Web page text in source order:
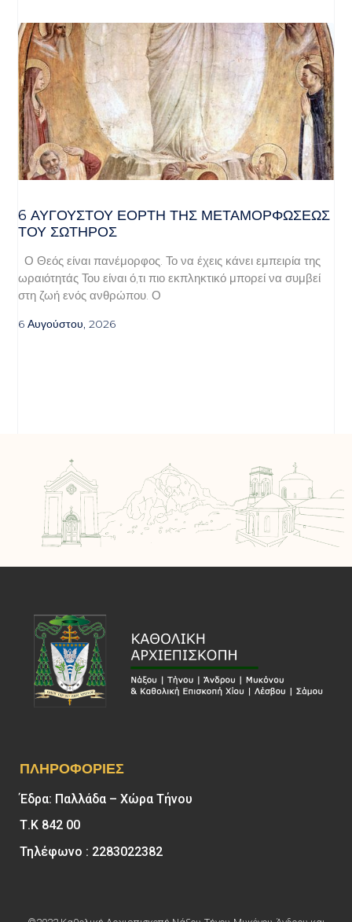
6 ΑΥΓΟΥΣΤΟΥ ΕΟΡΤΗ ΤΗΣ ΜΕΤΑΜΟΡΦΩΣΕΩΣ
ΤΟΥ ΣΩΤΗΡΟΣ
Ο Θεός είναι πανέμορφος. Το να έχεις κάνει εμπειρία της
ωραιότητάς Του είναι ό,τι πιο εκπληκτικό μπορεί να συμβεί
στη ζωή ενός ανθρώπου. Ο
6 Αυγούστου, 2026
ΠΛΗΡΟΦΟΡΊΕΣ
Έδρα: Παλλάδα – Χώρα Τήνου
Τ.Κ 842 00
Τηλέφωνο : 2283022382